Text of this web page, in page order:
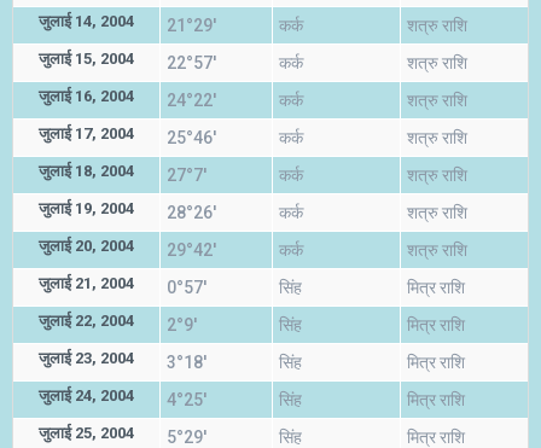
जुलाई 14, 2004 21°29' कर्क शत्रु राशि
जुलाई 15, 2004 22°57' कर्क शत्रु राशि
जुलाई 16, 2004 24°22' कर्क शत्रु राशि
जुलाई 17, 2004 25°46' कर्क शत्रु राशि
जुलाई 18, 2004 27°7' कर्क शत्रु राशि
जुलाई 19, 2004 28°26' कर्क शत्रु राशि
जुलाई 20, 2004 29°42' कर्क शत्रु राशि
जुलाई 21, 2004 0°57' सिंह मित्र राशि
जुलाई 22, 2004 2°9' सिंह मित्र राशि
जुलाई 23, 2004 3°18' सिंह मित्र राशि
जुलाई 24, 2004 4°25' सिंह मित्र राशि
जुलाई 25, 2004 5°29' सिंह मित्र राशि